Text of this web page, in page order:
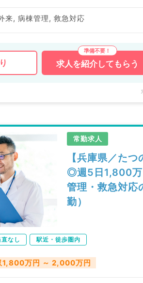
来, 病棟管理, 救急対応
求人を紹介してもらう
常勤求人
【兵庫県／た
◎週5日1,800
管理・救急対応
勤）
直なし 駅近・徒歩圏内
1,800万円 ～ 2,000万円